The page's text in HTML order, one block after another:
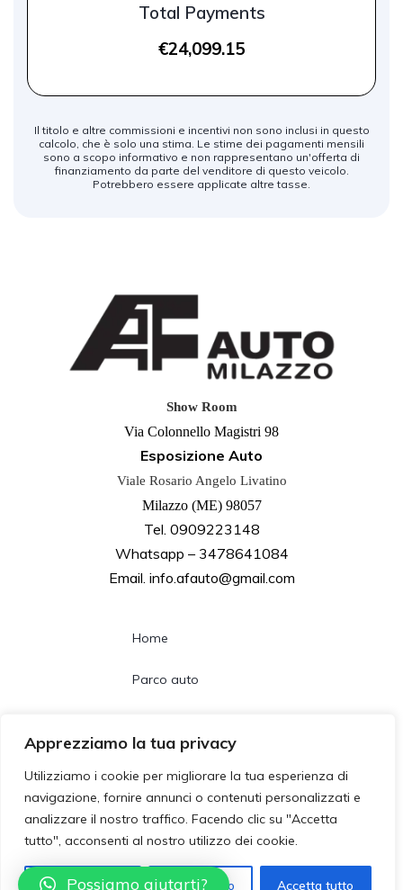
Apprezziamo la tua privacy
Utilizziamo i cookie per migliorare la tua esperienza di
navigazione, fornire annunci o contenuti personalizzati e
analizzare il nostro traffico. Facendo clic su "Accetta
tutto", acconsenti al nostro utilizzo dei cookie.
Personalizzza Rifiuta tutto Accetta tutto
Total Payments
€24,099.15
Il titolo e altre commissioni e incentivi non sono inclusi in questo
calcolo, che è solo una stima. Le stime dei pagamenti mensili
sono a scopo informativo e non rappresentano un'offerta di
finanziamento da parte del venditore di questo veicolo.
Potrebbero essere applicate altre tasse.
Show Room
Via Colonnello Magistri 98
Esposizione Auto
Viale Rosario Angelo Livatino
Milazzo (ME) 98057
Tel. 0909223148
Whatsapp – 3478641084
Email. info.afauto@gmail.com
Home
Parco auto
Contatti
Follow us
Possiamo aiutarti?